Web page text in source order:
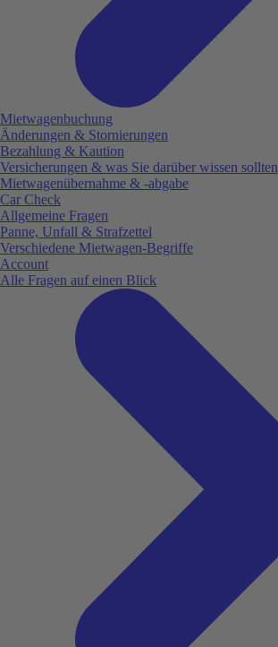
Mietwagenbuchung
Änderungen & Stornierungen
Bezahlung & Kaution
Versicherungen & was Sie darüber wissen sollten
Mietwagenübernahme & -abgabe
Car Check
Allgemeine Fragen
Panne, Unfall & Strafzettel
Verschiedene Mietwagen-Begriffe
Account
Alle Fragen auf einen Blick